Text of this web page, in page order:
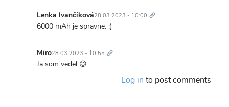
Lenka Ivančíková28.03.2023 - 10:00 odkaz
In
V
texte
6000 mAh je spravne. :)
Miro28.03.2023 - 10:55 odkaz
In
Ja som vedel 😉
Log in to post comments